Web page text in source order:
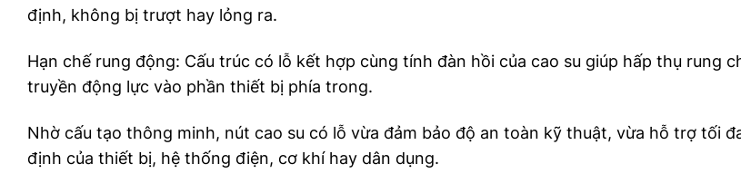
định, không bị trượt hay lỏng ra.
Hạn chế rung động: Cấu trúc có lỗ kết hợp cùng tính đàn hồi của cao su giúp hấp thụ rung
truyền động lực vào phần thiết bị phía trong.
Nhờ cấu tạo thông minh, nút cao su có lỗ vừa đảm bảo độ an toàn kỹ thuật, vừa hỗ trợ tối
định của thiết bị, hệ thống điện, cơ khí hay dân dụng.